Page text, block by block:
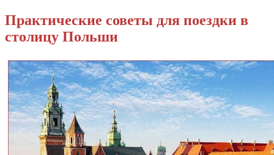
Практические советы для поездки в
столицу Польши